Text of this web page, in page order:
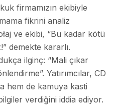
firmamızın ekibiyle
fikrini analiz
ve ekibi, “Bu kadar kötü
demekte kararlı.
ilginç: “Mali çıkar
. Yatırımcılar, CD
hem de kamuya kasti
verdiğini iddia ediyor.